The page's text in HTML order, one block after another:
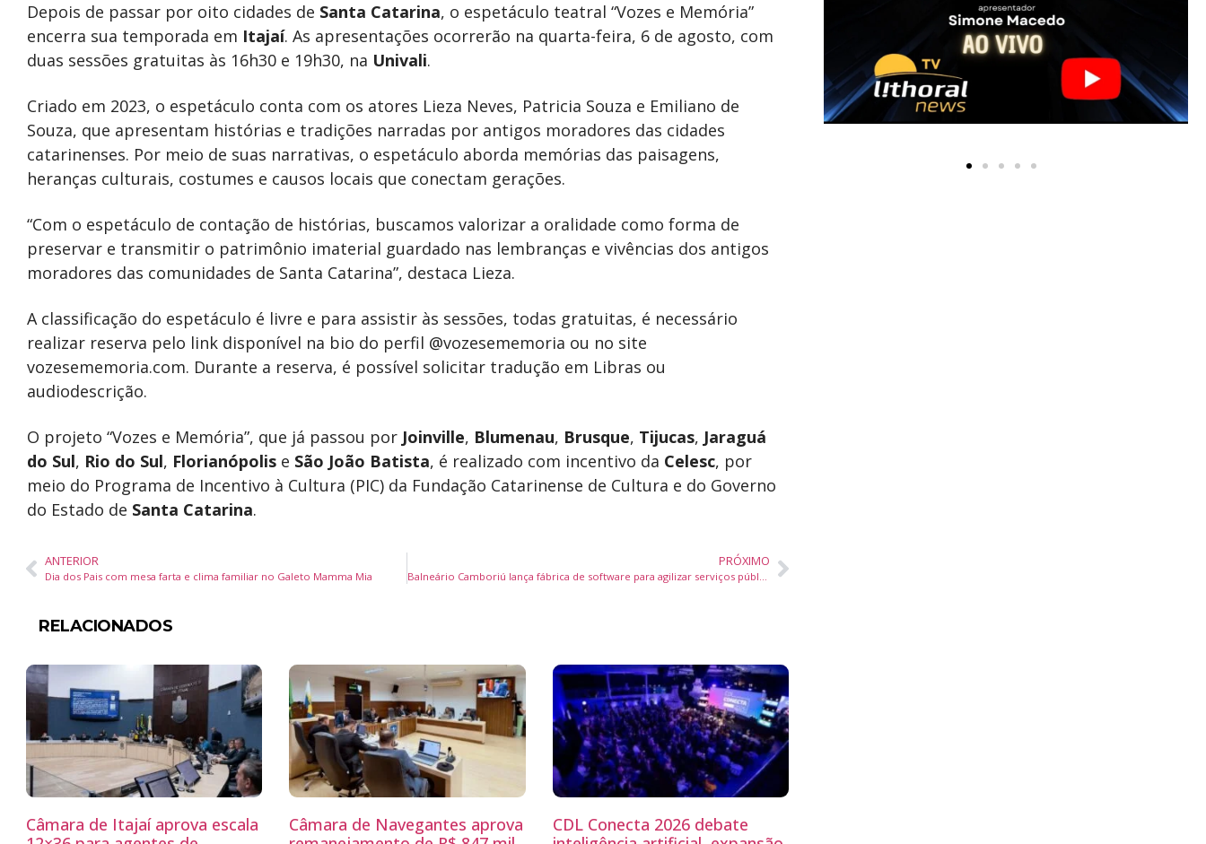
Depois de passar por oito cidades de Santa Catarina, o espetáculo teatral “Vozes e Memória”
encerra sua temporada em Itajaí. As apresentações ocorrerão na quarta-feira, 6 de agosto, com
duas sessões gratuitas às 16h30 e 19h30, na Univali.
Criado em 2023, o espetáculo conta com os atores Lieza Neves, Patricia Souza e Emiliano de
Souza, que apresentam histórias e tradições narradas por antigos moradores das cidades
catarinenses. Por meio de suas narrativas, o espetáculo aborda memórias das paisagens,
heranças culturais, costumes e causos locais que conectam gerações.
“Com o espetáculo de contação de histórias, buscamos valorizar a oralidade como forma de
preservar e transmitir o patrimônio imaterial guardado nas lembranças e vivências dos antigos
moradores das comunidades de Santa Catarina”, destaca Lieza.
A classificação do espetáculo é livre e para assistir às sessões, todas gratuitas, é necessário
realizar reserva pelo link disponível na bio do perfil @vozesememoria ou no site
vozesememoria.com. Durante a reserva, é possível solicitar tradução em Libras ou
audiodescrição.
O projeto “Vozes e Memória”, que já passou por Joinville, Blumenau, Brusque, Tijucas, Jaraguá
do Sul, Rio do Sul, Florianópolis e São João Batista, é realizado com incentivo da Celesc, por
meio do Programa de Incentivo à Cultura (PIC) da Fundação Catarinense de Cultura e do Governo
do Estado de Santa Catarina.
ANTERIOR
Dia dos Pais com mesa farta e clima familiar no Galeto Mamma Mia
PRÓXIMO
Balneário Camboriú lança fábrica de software para agilizar serviços públicos com soluções digitais inovadoras
RELACIONADOS
Câmara de Itajaí aprova escala
Câmara de Navegantes aprova
CDL Conecta 2026 debate